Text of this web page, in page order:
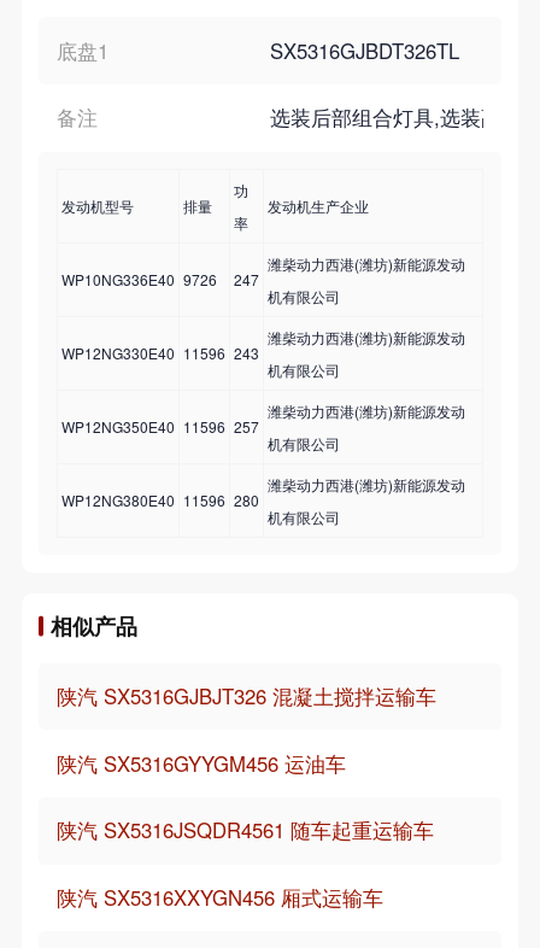
底盘1 SX5316GJBDT326TL
备注 选装后部组合灯具,选装副保
发动机型号 排量
功
率
发动机生产企业
WP10NG336E40 9726 247
潍柴动力西港(潍坊)新能源发动
机有限公司
WP12NG330E40 11596 243
潍柴动力西港(潍坊)新能源发动
机有限公司
WP12NG350E40 11596 257
潍柴动力西港(潍坊)新能源发动
机有限公司
WP12NG380E40 11596 280
潍柴动力西港(潍坊)新能源发动
机有限公司
相似产品
陕汽 SX5316GJBJT326 混凝土搅拌运输车
陕汽 SX5316GYYGM456 运油车
陕汽 SX5316JSQDR4561 随车起重运输车
陕汽 SX5316XXYGN456 厢式运输车